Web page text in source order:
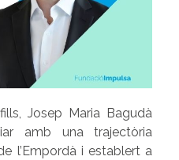
Josep Maria Bagudà
amb una trajectòria
l’Empordà i establert a